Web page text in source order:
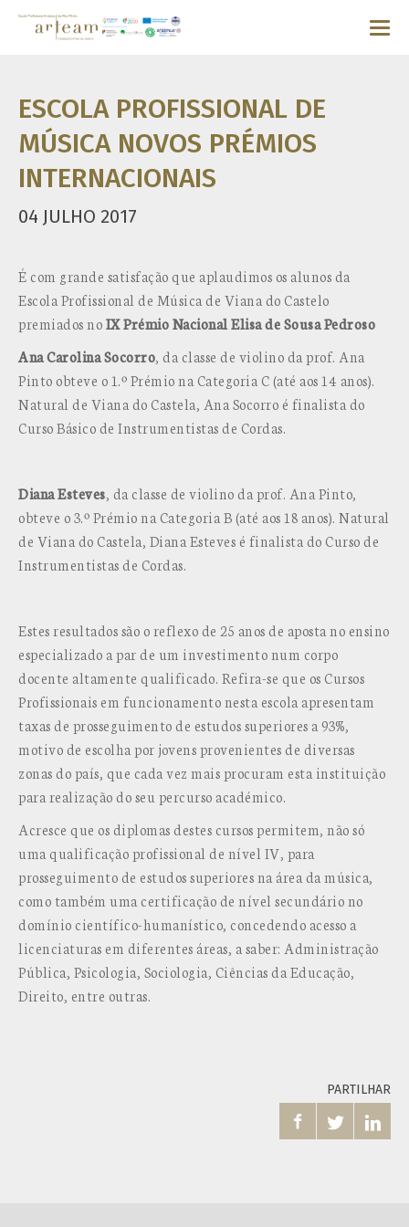
ESCOLA PROFISSIONAL DE
MÚSICA NOVOS PRÉMIOS
INTERNACIONAIS
04 JULHO 2017
É com grande satisfação que aplaudimos os alunos da
Escola Profissional de Música de Viana do Castelo
premiados noIX Prémio Nacional Elisa de Sousa Pedroso
Ana Carolina Socorro, da classe de violino da prof. Ana
Pinto obteve o 1.º Prémio na Categoria C (até aos 14 anos).
Natural de Viana do Castela, Ana Socorro é finalista do
Curso Básico de Instrumentistas de Cordas.
Diana Esteves, da classe de violino da prof. Ana Pinto,
obteve o 3.º Prémio na Categoria B (até aos 18 anos). Natural
de Viana do Castela, Diana Esteves é finalista do Curso de
Instrumentistas de Cordas.
Estes resultados são o reflexo de 25 anos de aposta no ensino
especializado a par de um investimento num corpo
docente altamente qualificado. Refira-se que os Cursos
Profissionais em funcionamento nesta escola apresentam
taxas de prosseguimento de estudos superiores a 93%,
motivo de escolha por jovens provenientes de diversas
zonas do país, que cada vez mais procuram esta instituição
para realização do seu percurso académico.
Acresce que os diplomas destes cursos permitem, não só
uma qualificação profissional de nível IV, para
prosseguimento de estudos superiores na área da música,
como também uma certificação de nível secundário no
domínio científico-humanístico, concedendo acesso a
licenciaturas em diferentes áreas, a saber: Administração
Pública, Psicologia, Sociologia, Ciências da Educação,
Direito, entre outras.
PARTILHAR
  